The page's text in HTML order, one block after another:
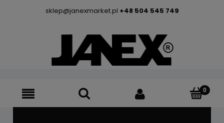
sklep@janexmarket.pl +48 504 545 749